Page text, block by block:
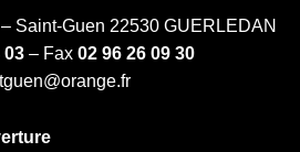
Saint-Guen 22530 GUERLEDAN
03 – Fax02 96 26 09 30